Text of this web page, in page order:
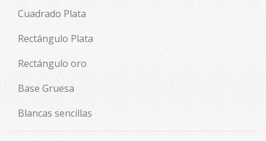
Cuadrado Plata
Rectángulo Plata
Rectángulo oro
Base Gruesa
Blancas sencillas